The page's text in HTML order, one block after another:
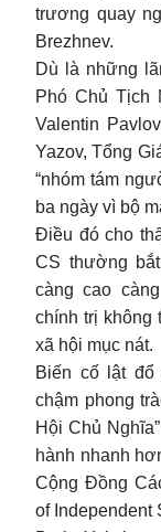
trương quay
Brezhnev.
Dù là những
Phó Chủ Tịch
Valentin
Yazov, Tổng
“nhóm tám
ba ngày vì bộ
Điều đó cho
CS thường
càng cao
chính trị không
xã hội mục nát.
Biến cố lật đổ
chậm phong
Hội Chủ
hành nhanh
Cộng Đồng
of Independent